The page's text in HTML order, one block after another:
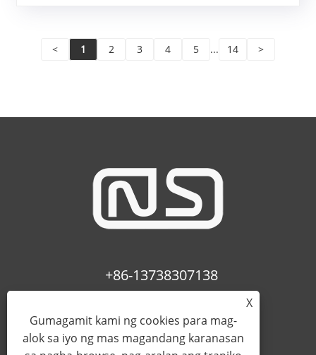
< 1 2 3 4 5 ... 14 >
+86-13738307138
info@newstar-machine.com
X
Gumagamit kami ng cookies para mag-
alok sa iyo ng mas magandang karanasan